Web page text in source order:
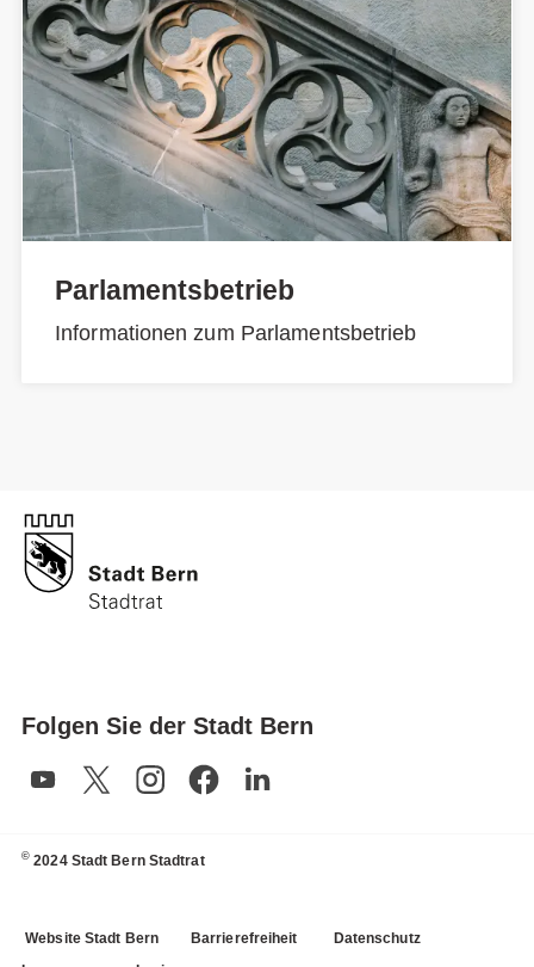
Parlamentsbetrieb
Informationen zum Parlamentsbetrieb
Folgen Sie der Stadt Bern
© 2024 Stadt Bern Stadtrat
Website Stadt Bern Barrierefreiheit
Datenschutz